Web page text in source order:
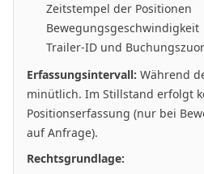
Zeitstempel der Positionen
Bewegungsgeschwindigkeit
Trailer-ID und
Erfassungsintervall: Während
minütlich. Im Stillstand erfolgt
Positionserfassung (nur bei
auf Anfrage).
Rechtsgrundlage: